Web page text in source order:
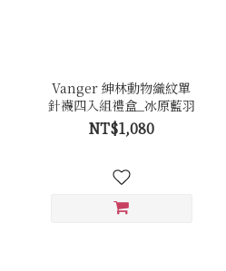
Vanger 紳林動物織紋單
針襪四入組禮盒_冰原藍羽
NT$1,080